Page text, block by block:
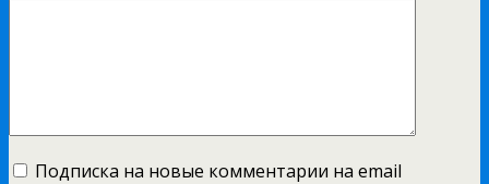
Подписка на новые комментарии на email